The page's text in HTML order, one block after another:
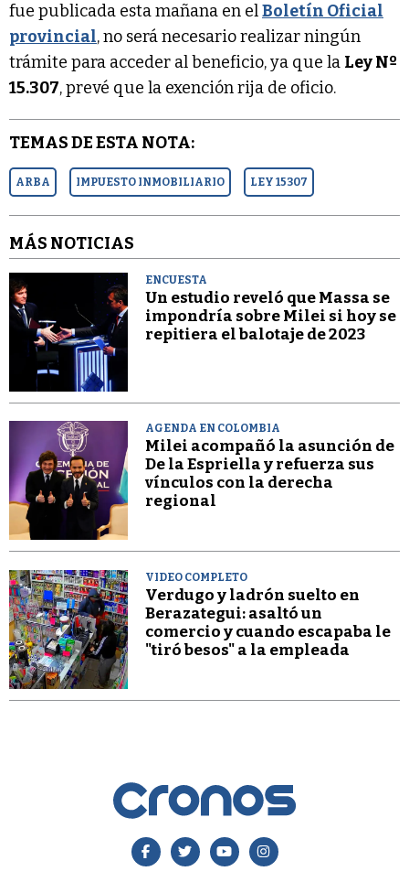
fue publicada esta mañana en elBoletín Oficial
provincial, no será necesario realizar ningún
trámite para acceder al beneficio, ya que la Ley Nº
15.307, prevé que la exención rija de oficio.
TEMAS DE ESTA NOTA:
ARBA IMPUESTO INMOBILIARIO LEY 15307
MÁS NOTICIAS
ENCUESTA
Un estudio reveló que Massa se
impondría sobre Milei si hoy se
repitiera el balotaje de 2023
AGENDA EN COLOMBIA
Milei acompañó la asunción de
De la Espriella y refuerza sus
vínculos con la derecha
regional
VIDEO COMPLETO
Verdugo y ladrón suelto en
Berazategui: asaltó un
comercio y cuando escapaba le
"tiró besos" a la empleada